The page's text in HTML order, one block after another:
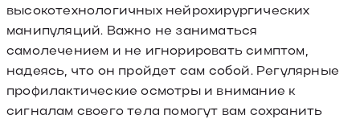
высокотехнологичных нейрохирургических
манипуляций. Важно не заниматься
самолечением и не игнорировать симптом,
надеясь, что он пройдет сам собой. Регулярные
профилактические осмотры и внимание к
сигналам своего тела помогут вам сохранить